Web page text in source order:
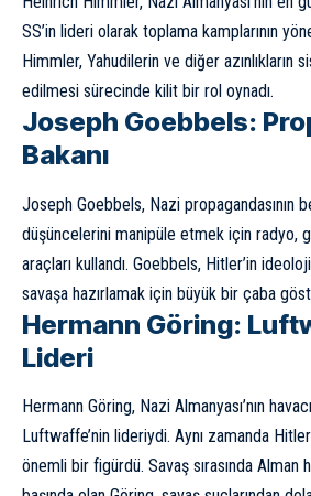
SS’in lideri olarak toplama kamplarının
Himmler, Yahudilerin ve diğer azınlıkların
edilmesi sürecinde kilit bir rol oynadı.
Joseph Goebbels:
Bakanı
Joseph Goebbels, Nazi propagandasının
düşüncelerini manipüle etmek için radyo,
araçları kullandı. Goebbels, Hitler’in
savaşa hazırlamak için büyük bir çaba
Hermann Göring:
Lideri
Hermann Göring, Nazi Almanyası’nın
Luftwaffe’nin lideriydi. Aynı zamanda
önemli bir figürdü. Savaş sırasında Alman